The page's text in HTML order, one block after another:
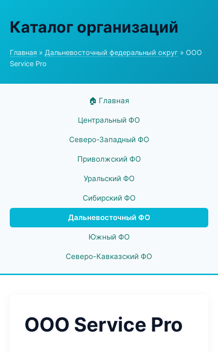
Каталог организаций
Главная » Дальневосточный федеральный округ » ООО
Service Pro
🏠 Главная
Центральный ФО
Северо-Западный ФО
Приволжский ФО
Уральский ФО
Сибирский ФО
Дальневосточный ФО
Южный ФО
Северо-Кавказский ФО
ООО Service Pro